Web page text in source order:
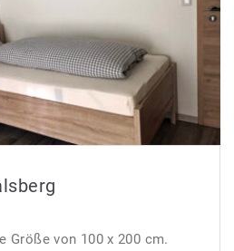
Größe von 100 x 200 cm.